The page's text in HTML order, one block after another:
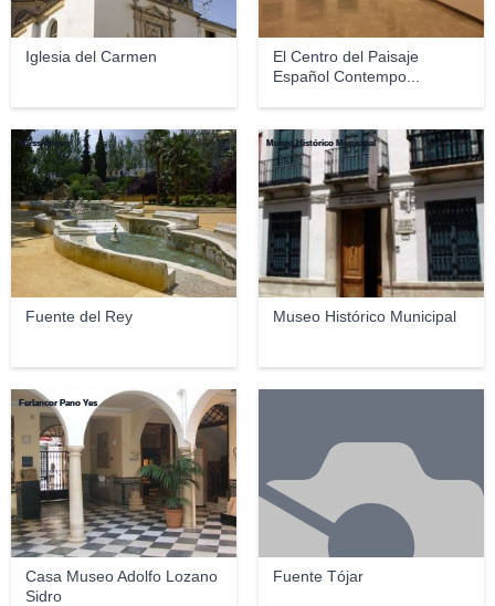
Iglesia del Carmen
El Centro del Paisaje
Español Contempo...
Fuente del Rey
Mussklprozz
Museo Histórico Municipal
Museo Histórico Municipal
Casa Museo Adolfo Lozano
Sidro
Ferlancor Pano Yes
Fuente Tójar